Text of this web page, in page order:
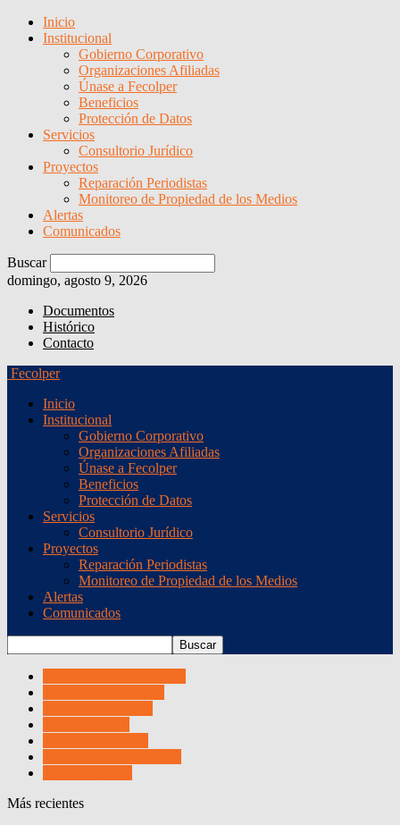
Inicio
Institucional
Gobierno Corporativo
Organizaciones Afiliadas
Únase a Fecolper
Beneficios
Protección de Datos
Servicios
Consultorio Jurídico
Proyectos
Reparación Periodistas
Monitoreo de Propiedad de los Medios
Alertas
Comunicados
Buscar
domingo, agosto 9, 2026
Documentos
Histórico
Contacto
Fecolper
Inicio
Institucional
Gobierno Corporativo
Organizaciones Afiliadas
Únase a Fecolper
Beneficios
Protección de Datos
Servicios
Consultorio Jurídico
Proyectos
Reparación Periodistas
Monitoreo de Propiedad de los Medios
Alertas
Comunicados
Más recientes